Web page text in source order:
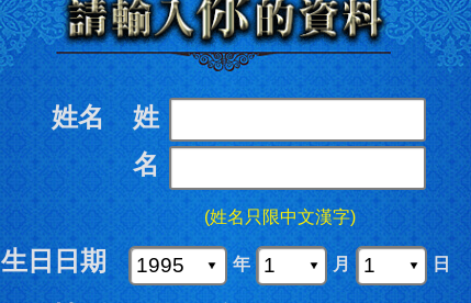
姓名
姓
名
(姓名只限中文漢字)
生日日期 年 月 日